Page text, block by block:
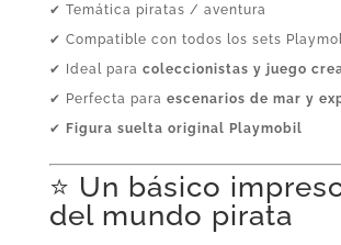
✔ Temática piratas / aventura
✔ Compatible con todos los sets
✔ Ideal para coleccionistas y juego
✔ Perfecta para escenarios de mar y
✔ Figura suelta original Playmobil
⭐ Un básico
del mundo pirata